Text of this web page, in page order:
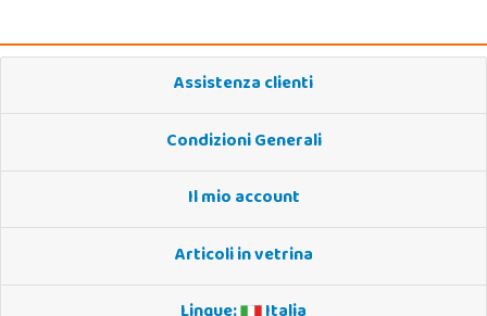
Assistenza clienti
Condizioni Generali
Il mio account
Articoli in vetrina